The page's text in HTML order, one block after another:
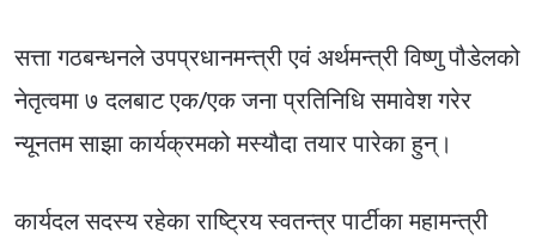
सत्ता गठबन्धनले उपप्रधानमन्त्री एवं अर्थमन्त्री विष्णु पौडेलको
नेतृत्वमा ७ दलबाट एक/एक जना प्रतिनिधि समावेश गरेर
न्यूनतम साझा कार्यक्रमको मस्यौदा तयार पारेका हुन्।
कार्यदल सदस्य रहेका राष्ट्रिय स्वतन्त्र पार्टीका महामन्त्री